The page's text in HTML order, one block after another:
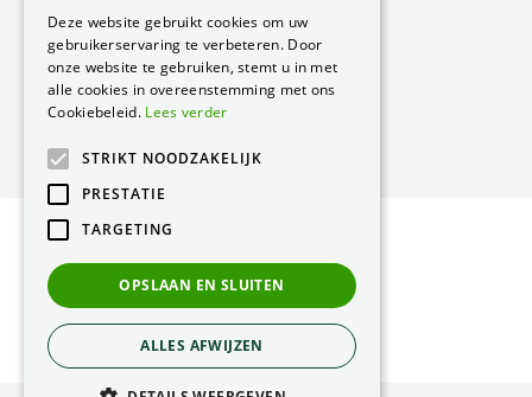
Nederland
0499 57 40 80
F. 0499 57 40 84
E.peacock@peacock.nl
Privacy Statement
Green Solutions
Deze website gebruikt cookies om uw
gebruikerservaring te verbeteren. Door
onze website te gebruiken, stemt u in met
alle cookies in overeenstemming met ons
Cookiebeleid. Lees verder
STRIKT NOODZAKELIJK
PRESTATIE
TARGETING
OPSLAAN EN SLUITEN
ALLES AFWIJZEN